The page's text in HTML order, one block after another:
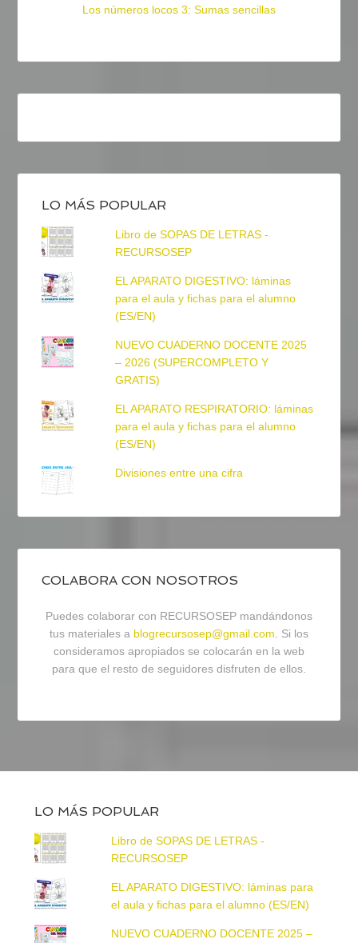
Los números locos 3: Sumas sencillas
LO MÁS POPULAR
Libro de SOPAS DE LETRAS -
RECURSOSEP
EL APARATO DIGESTIVO: láminas
para el aula y fichas para el alumno
(ES/EN)
NUEVO CUADERNO DOCENTE 2025
– 2026 (SUPERCOMPLETO Y
GRATIS)
EL APARATO RESPIRATORIO: láminas
para el aula y fichas para el alumno
(ES/EN)
Divisiones entre una cifra
COLABORA CON NOSOTROS
Puedes colaborar con RECURSOSEP mandándonos
tus materiales a blogrecursosep@gmail.com . Si los
consideramos apropiados se colocarán en la web
para que el resto de seguidores disfruten de ellos.
LO MÁS POPULAR
Libro de SOPAS DE LETRAS -
RECURSOSEP
EL APARATO DIGESTIVO: láminas para
el aula y fichas para el alumno (ES/EN)
NUEVO CUADERNO DOCENTE 2025 –